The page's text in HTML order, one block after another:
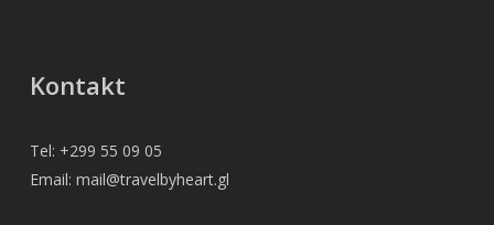
Kontakt
Tel: +299 55 09 05
Email: mail@travelbyheart.gl